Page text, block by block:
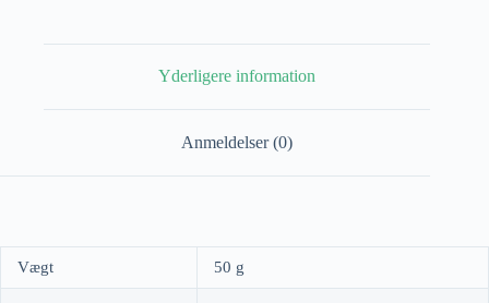
Yderligere information
Anmeldelser (0)
Vægt 50 g